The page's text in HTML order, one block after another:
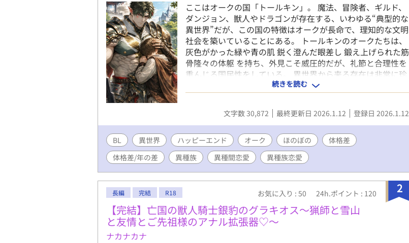
ここはオークの国「トールキン」。 魔法、冒険者、ギルド、
ダンジョン、獣人やドラゴンが存在する、いわゆる“典型的な
異世界”だが、この国の特徴はオークが長命で、理知的な文明
社会を築いていることにある。 トールキンのオークたちは、
灰色がかった緑や青の肌 鋭く澄んだ眼差し 鍛え上げられた筋
骨隆々の体躯 を持ち、外見こそ威圧的だが、礼節と合理性を
重んじる国民性をしている。 異世界から来る存在は非常に珍
しい。 しかしオークは千年を生きる種族ゆえ、**長い歴史の
中で「時折起こる出来事」**として、記録にも記憶にも残さ
れてきた。 ⸻ ■ ガスパールというオーク ガスパール
は、この国でも名の知れた貴族家系の三男として生まれた。
か神話的な目。 分厚い肩と胸板、鍛え抜かれた腹筋は鎧に覆
われずとも堅牢で、 銀色に輝く胸当てと腰当てには、代々受
け継がれてきた宝石が嵌め込まれている。 ざらついた低音の
声だが、語調は穏やかで、 貴族らしい品と、年齢を重ねた余
裕がにじむ話し方をする。 ● 彼の性格 • 極めて面倒見がよ
く、観察力が高い • 感情を声高に表に出さないが、内側は情
に厚い • 責任を引き受けることを当然のように思っている •
自分が誰かに寄りかかることだけは、少し苦手 どこか「自分
は脇役でいい」と思っている節があり、それが彼の誠実さと
続きを読む
文字数 30,872 最終更新日 2026.1.12 登録日 2026.1.12
BL 異世界 ハッピーエンド オーク ほのぼの
体格差
体格差/年の差
異種族 異種間恋愛 異種族恋愛
2
長編 完結 R18 お気に入り : 50 24h.ポイント : 120
【完結】亡国の獣人騎士銀豹のグラキオス〜猟師と雪山
と友情とご先祖様のアナル拡張器♡〜
ナカナカナ